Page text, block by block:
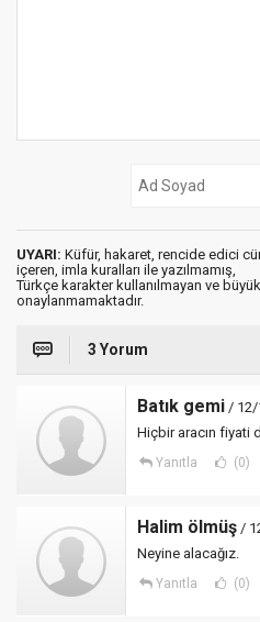
UYARI: Küfür, hakaret, rencide edici
içeren, imla kuralları ile yazılmamış,
Türkçe karakter kullanılmayan ve
onaylanmamaktadır.
3 Yorum
Batık gemi / 12/
Hiçbir aracın fiyati
Yanıtla (0)
Halim ölmüş /
Neyine alacağız.
Yanıtla (0)